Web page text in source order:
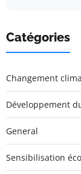
Catégories
Changement
Développement
General
Sensibilisation